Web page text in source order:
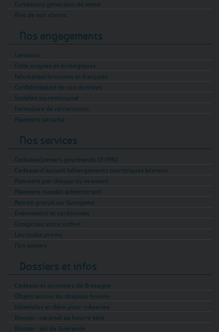
Conditions générales de vente
Avis de nos clients
Nos engagements
Livraison
Colis soignés et écologiques
Fabrication bretonne et française
Confidentialité de vos données
Satisfait ou remboursé
Formulaire de rétractation
Paiement sécurisé
Nos services
Cadeaux/paniers gourmands CE/PRO
Cadeaux d’accueil hébergements touristiques bretons
Paiement par chèque ou virement
Paiement mandat administratif
Retrait gratuit sur Guingamp
Evénements et cérémonies
Composez votre coffret
Les codes promo
Nos univers
Dossiers et infos
Cadeaux et souvenirs de Bretagne
Objets autour du drapeau breton
Ustensiles et déco pour crêperies
Dossier : caramel au beurre salé
Dossier : sel de Guérande